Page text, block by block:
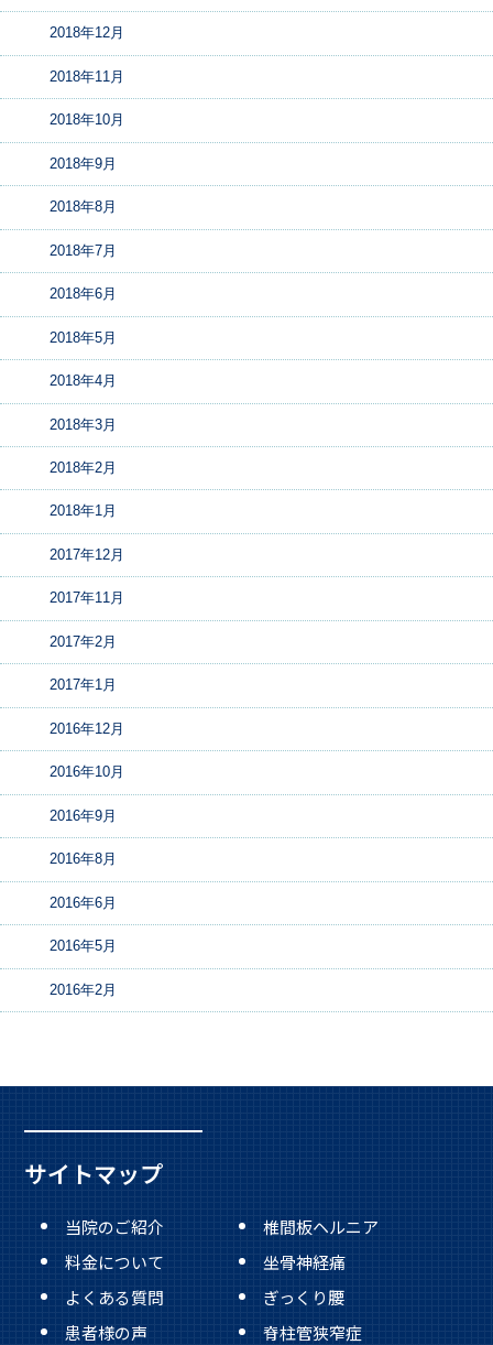
2018年12月
2018年11月
2018年10月
2018年9月
2018年8月
2018年7月
2018年6月
2018年5月
2018年4月
2018年3月
2018年2月
2018年1月
2017年12月
2017年11月
2017年2月
2017年1月
2016年12月
2016年10月
2016年9月
2016年8月
2016年6月
2016年5月
2016年2月
サイトマップ
当院のご紹介
料金について
よくある質問
患者様の声
椎間板ヘルニア
坐骨神経痛
ぎっくり腰
脊柱管狭窄症